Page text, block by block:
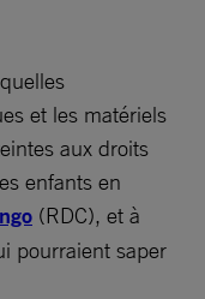
et les matériels
aux droits
enfants en
(RDC), et à
pourraient saper